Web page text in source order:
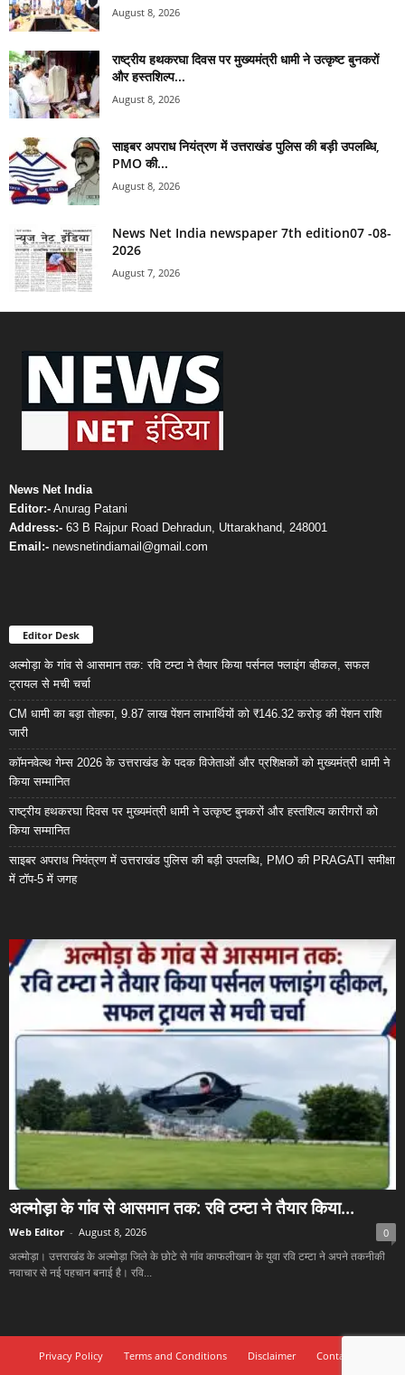
August 8, 2026
राष्ट्रीय हथकरघा दिवस पर मुख्यमंत्री धामी ने उत्कृष्ट बुनकरों
और हस्तशिल्प...
August 8, 2026
साइबर अपराध नियंत्रण में उत्तराखंड पुलिस की बड़ी उपलब्धि,
PMO की...
August 8, 2026
News Net India newspaper 7th edition07 -08-
2026
August 7, 2026
News Net India
Editor:- Anurag Patani
Address:- 63 B Rajpur Road Dehradun, Uttarakhand, 248001
Email:- newsnetindiamail@gmail.com
Editor Desk
अल्मोड़ा के गांव से आसमान तक: रवि टम्टा ने तैयार किया पर्सनल फ्लाइंग व्हीकल, सफल
ट्रायल से मची चर्चा
CM धामी का बड़ा तोहफा, 9.87 लाख पेंशन लाभार्थियों को ₹146.32 करोड़ की पेंशन राशि
जारी
कॉमनवेल्थ गेम्स 2026 के उत्तराखंड के पदक विजेताओं और प्रशिक्षकों को मुख्यमंत्री धामी ने
किया सम्मानित
राष्ट्रीय हथकरघा दिवस पर मुख्यमंत्री धामी ने उत्कृष्ट बुनकरों और हस्तशिल्प कारीगरों को
किया सम्मानित
साइबर अपराध नियंत्रण में उत्तराखंड पुलिस की बड़ी उपलब्धि, PMO की PRAGATI समीक्षा
में टॉप-5 में जगह
अल्मोड़ा के गांव से आसमान तक: रवि टम्टा ने तैयार किया...
Web Editor - August 8, 2026 0
अल्मोड़ा। उत्तराखंड के अल्मोड़ा जिले के छोटे से गांव काफलीखान के युवा रवि टम्टा ने अपने तकनीकी
नवाचार से नई पहचान बनाई है। रवि...
Privacy Policy Terms and Conditions Disclaimer Contact Us